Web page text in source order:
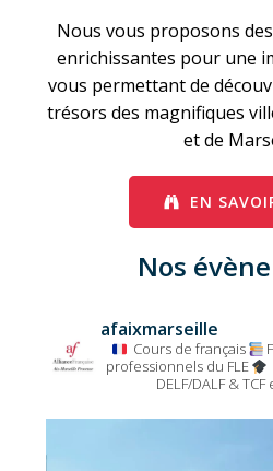
Nous vous proposons
enrichissantes pour une
vous permettant de
trésors des magnifiques
et de
EN
Nos
afaixmarseille
Cours de français
professionnels du FLE
DELF/DALF &